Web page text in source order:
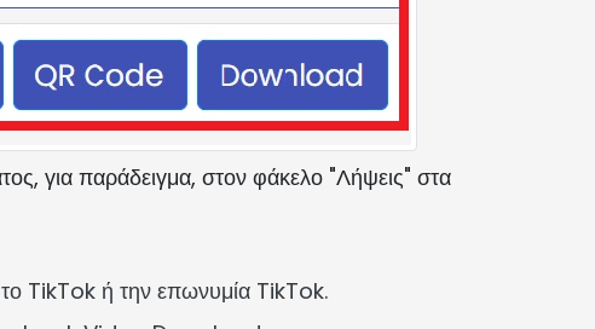
για παράδειγμα, στον φάκελο "Λήψεις" στα
TikTok ή την επωνυμία TikTok.